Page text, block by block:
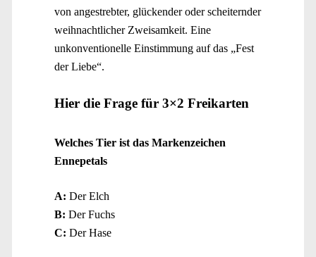
von angestrebter, glückender oder scheiternder
weihnachtlicher Zweisamkeit. Eine
unkonventionelle Einstimmung auf das „Fest
der Liebe“.
Hier die Frage für 3×2 Freikarten
Welches Tier ist das Markenzeichen
Ennepetals
A: Der Elch
B: Der Fuchs
C: Der Hase